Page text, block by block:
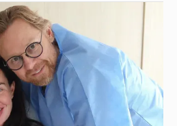
тренер сборной России
Карпин стал отцом в